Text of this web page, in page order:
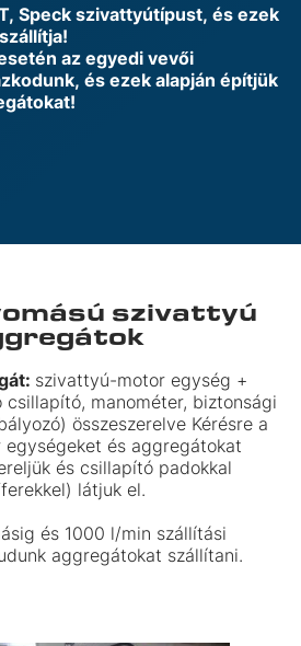
Speck szivattyútípust, és ezek
az egyedi vevői
és ezek alapján építjük
szivattyú
szivattyú-motor egység +
manométer, biztonsági
összeszerelve Kérésre a
és aggregátokat
és csillapító padokkal
látjuk el.
és 1000 l/min szállítási
aggregátokat szállítani.